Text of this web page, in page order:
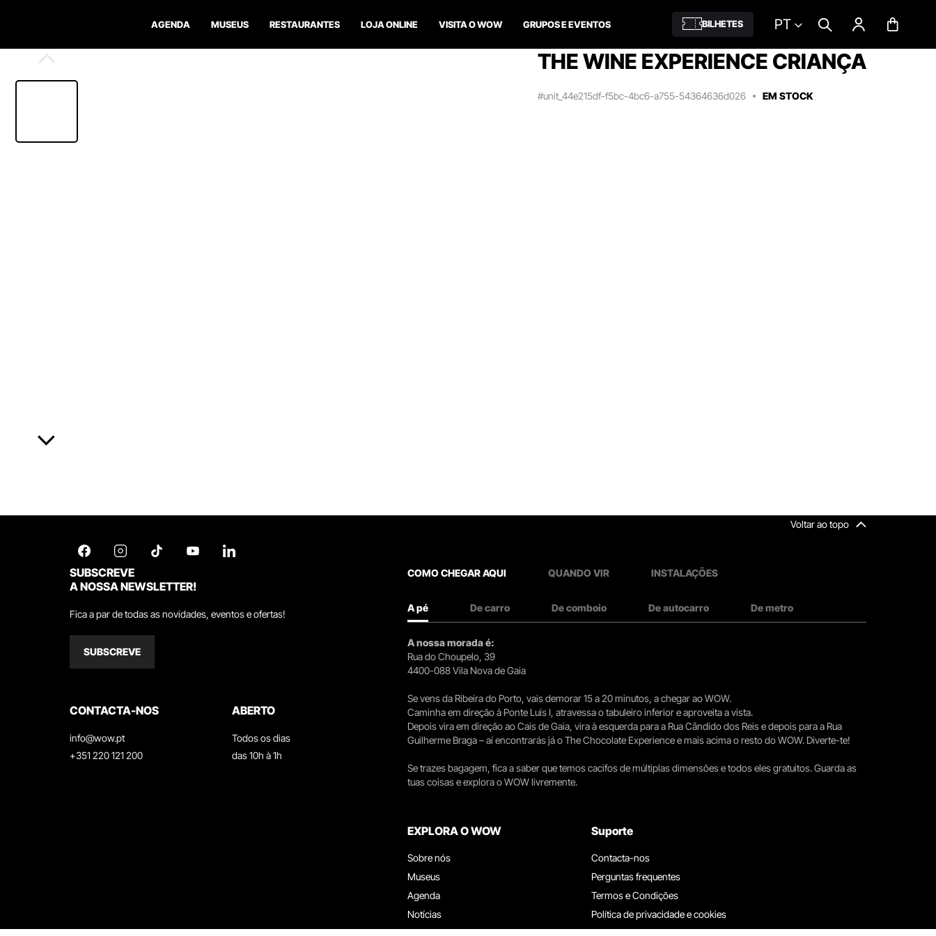
AGENDA MUSEUS RESTAURANTES LOJA ONLINE VISITA O WOW GRUPOS E EVENTOS BILHETES PT
THE WINE EXPERIENCE CRIANÇA
#unit_44e215df-f5bc-4bc6-a755-54364636d026 EM STOCK
Voltar ao topo
SUBSCREVE
A NOSSA NEWSLETTER!
Fica a par de todas as novidades, eventos e ofertas!
SUBSCREVE
CONTACTA-NOS
info@wow.pt
+351 220 121 200
ABERTO
Todos os dias
das 10h à 1h
COMO CHEGAR AQUI QUANDO VIR INSTALAÇÕES
A pé De carro De comboio De autocarro De metro
A nossa morada é:
Rua do Choupelo, 39
4400-088 Vila Nova de Gaia
Se vens da Ribeira do Porto, vais demorar 15 a 20 minutos, a chegar ao WOW.
Caminha em direção à Ponte Luís I, atravessa o tabuleiro inferior e aproveita a vista.
Depois vira em direção ao Cais de Gaia, vira à esquerda para a Rua Cândido dos Reis e depois para a Rua
Guilherme Braga – aí encontrarás já o The Chocolate Experience e mais acima o resto do WOW. Diverte-te!
Se trazes bagagem, fica a saber que temos cacifos de múltiplas dimensões e todos eles gratuitos. Guarda as
tuas coisas e explora o WOW livremente.
EXPLORA O WOW
Sobre nós
Museus
Agenda
Notícias
Restaurantes
Suporte
Contacta-nos
Perguntas frequentes
Termos e Condições
Política de privacidade e cookies
Trabalha connosco